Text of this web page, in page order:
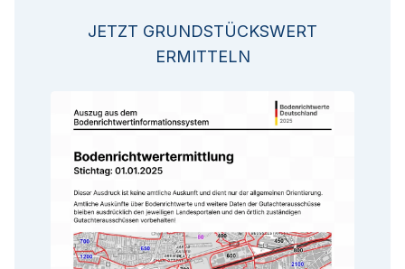
JETZT GRUNDSTÜCKSWERT
ERMITTELN